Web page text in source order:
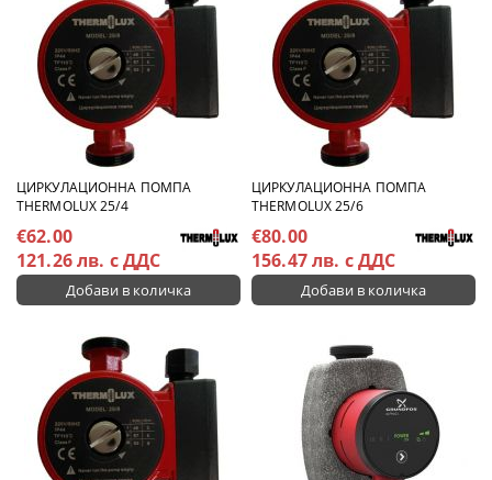
ЦИРКУЛАЦИОННА ПОМПА
THERMOLUX 25/4
€62.00
121.26 лв. с ДДС
ЦИРКУЛАЦИОННА ПОМПА
THERMOLUX 25/6
€80.00
156.47 лв. с ДДС